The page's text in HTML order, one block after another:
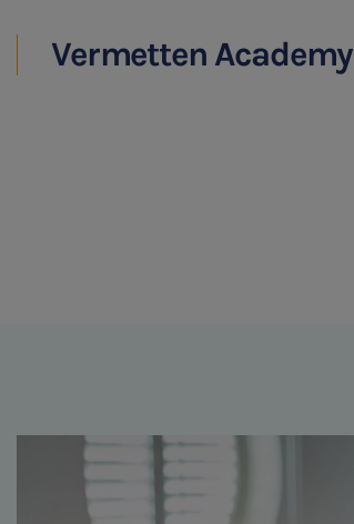
Vermetten Academy